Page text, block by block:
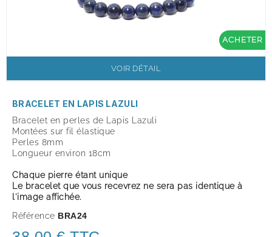
ACHETER
VOIR DÉTAIL
BRACELET EN LAPIS LAZULI
Bracelet en perles de Lapis Lazuli
Montées sur fil élastique
Perles 8mm
Longueur environ 18cm
Chaque pierre étant unique
Le bracelet que vous recevrez ne sera pas identique à
l'image affichée.
Référence BRA24